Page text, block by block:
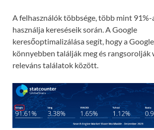
A felhasználók többsége, több mint
használja kereséseik során. A Google
keresőoptimalizálása segít, hogy a
könnyebben találják meg és rangsorolják
releváns találatok között.